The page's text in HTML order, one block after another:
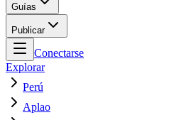
Guías
Publicar
Conectarse
Explorar
Perú
Aplao